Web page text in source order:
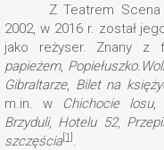
Z Teatrem
2002, w 2016 r. został
jako reżyser. Znany z
papieżem,
Gibraltarze, Bilet na
m.in. w Chichocie losu,
Brzyduli, Hotelu 52,
szczęścia[1] .